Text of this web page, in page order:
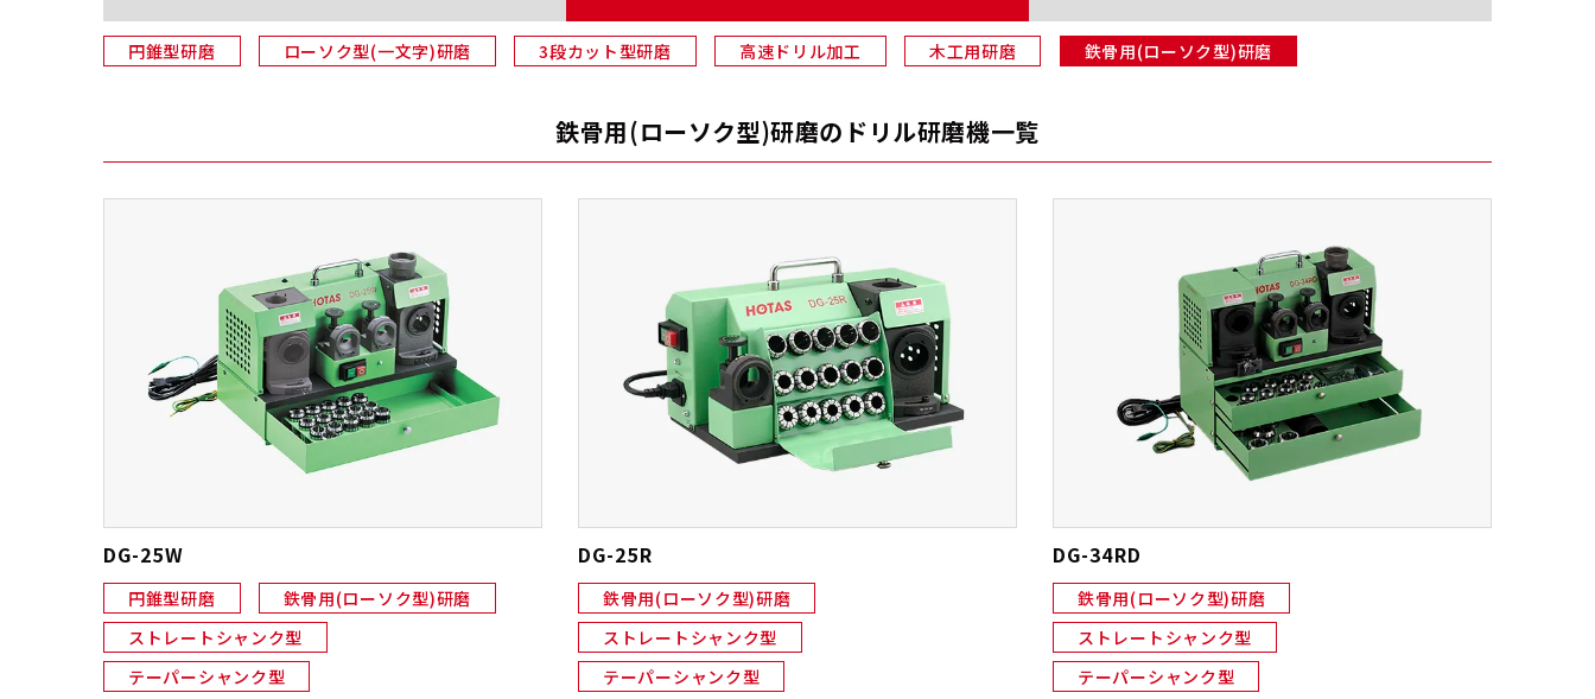
円錐型研磨 ローソク型(一文字)研磨 3段カット型研磨 高速ドリル加工 木工用研磨 鉄骨用(ローソク型)研磨
鉄骨用(ローソク型)研磨の ドリル研磨機一覧
DG-25W
円錐型研磨
鉄骨用(ローソク型)研磨
ストレートシャンク型
テーパーシャンク型
DG-25R
鉄骨用(ローソク型)研磨
ストレートシャンク型
テーパーシャンク型
DG-34RD
鉄骨用(ローソク型)研磨
ストレートシャンク型
テーパーシャンク型